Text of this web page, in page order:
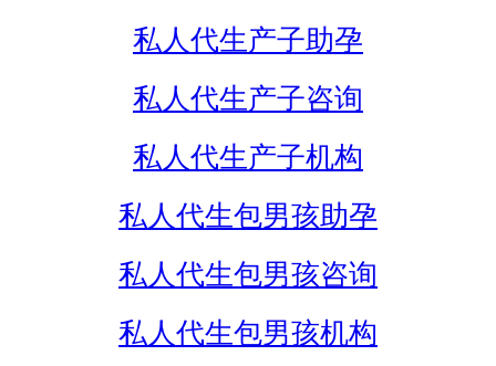
私人代生产子助孕
私人代生产子咨询
私人代生产子机构
私人代生包男孩助孕
私人代生包男孩咨询
私人代生包男孩机构